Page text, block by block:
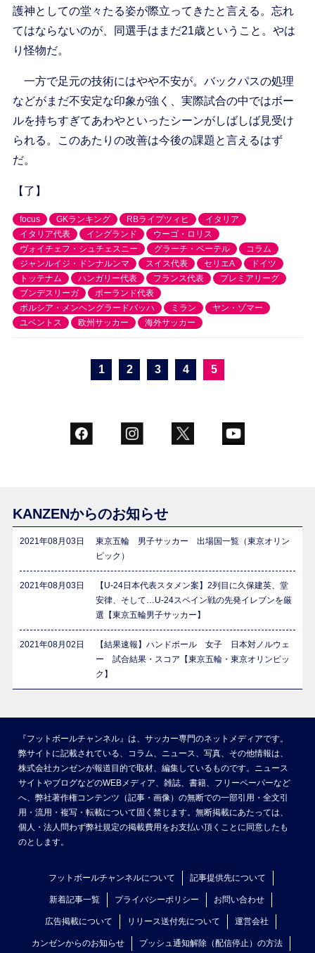
護神としての堂々たる姿が際立ってきたと言える。忘れ
てはならないのが、同選手はまだ21歳ということ。やは
り怪物だ。
一方で足元の技術にはやや不安が。バックパスの処理
などがまだ不安定な印象が強く、実際試合の中ではボー
ルを持ちすぎてあわやといったシーンがしばしば見受け
られる。このあたりの改善は今後の課題と言えるはず
だ。
【了】
focus GKランキング RBライプツィヒ
イタリア
イタリア代表
イングランド
ウーゴ・ロリス
ヴォイチェフ・シュチェスニー
グラーチ・ペーテル
コラム
ジャンルイジ・ドンナルンマ
スイス代表 セリエA
ドイツ
トッテナム
ハンガリー代表 フランス代表
プレミアリーグ
ブンデスリーガ
ポーランド代表
ボルシア・メンヘングラードバッハ
ミラン
ヤン・ゾマー
ユベントス
欧州サッカー 海外サッカー
1 2 3 4 5
KANZENからのお知らせ
2021年08月03日
東京五輪 男子サッカー 出場国一覧（東京オリン
ピック）
2021年08月03日
【U-24日本代表スタメン案】2列目に久保建英、堂
安律、そして…U-24スペイン戦の先発イレブンを厳
選【東京五輪男子サッカー】
2021年08月02日
【結果速報】ハンドボール 女子 日本対ノルウェ
ー 試合結果・スコア【東京五輪・東京オリンピッ
ク】
『フットボールチャンネル』は、サッカー専門のネットメディアです。
弊サイトに記載されている、コラム、ニュース、写真、その他情報は、
株式会社カンゼンが報道目的で取材、編集しているものです。ニュース
サイトやブログなどのWEBメディア、雑誌、書籍、フリーペーパーなど
へ、弊社著作権コンテンツ（記事・画像）の無断での一部引用・全文引
用・流用・複写・転載について固く禁じます。無断掲載にあたっては、
個人・法人問わず弊社規定の掲載費用をお支払い頂くことに同意したも
のとします。
フットボールチャンネルについて 記事提供先について
新着記事一覧 プライバシーポリシー お問い合わせ
広告掲載について リリース送付先について 運営会社
カンゼンからのお知らせ プッシュ通知解除（配信停止）の方法